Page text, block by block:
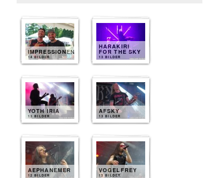
IMPRESSIONEN
14 BILDER
HARAKIRI
FOR THE SKY
13 BILDER
YOTH IRIA
13 BILDER
AFSKY
13 BILDER
AEPHANEMER
12 BILDER
VOGELFREY
12 BILDER